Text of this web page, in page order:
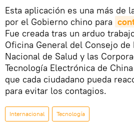
Esta aplicación es una más de
por el Gobierno chino para
Fue creada tras un arduo
Oficina General del Consejo
Nacional de Salud y las
Tecnología Electrónica de
que cada ciudadano pueda
para evitar los contagios.
Internacional Tecnología